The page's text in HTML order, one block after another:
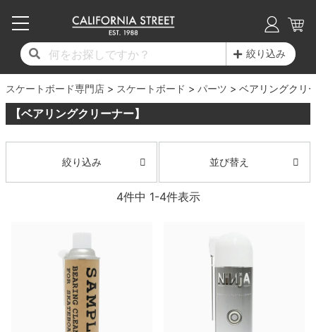
絞り込み
スケートボード専門店 スケートボード パーツ ベアリングクリ
【ベアリングクリーナー】
絞り込み 並び替え
4件中 1-4件表示
17時までのご注文は当日発送！
11,000円以上で送料無料！
毎月1日はポイント5倍！10日と20日は3倍！
コンプリートセット（完成品）
デッキ
17時までのご注文は当日発送！
11,000円以上で送料無料！
毎月1日はポイント5倍！10日と20日は3倍！
デッキ新着一覧
デッキブランド一覧（全てのデッキ）
サイズからデッキを選ぶ
子供用デッキ
7.0inch以下
7.2inch
17時までのご注文は当日発送！
11,000円以上で送料無料！
毎月1日はポイント5倍！10日と20日は3倍！
トラック新着一覧
トラックブランド一覧（全てのトラック）
適合デッキサイズから選ぶ
7.0inch以下
7.2inch
7.3inch
17時までのご注文は当日発送！
11,000円以上で送料無料！
毎月1日はポイント5倍！10日と20日は3倍！
ウィール新着一覧
ウィールブランド一覧（全てのウィール）
ウィールをサイズから選ぶ
50mm
51mm
52mm
スピットファイヤー F4（フォーミュラフォ
ボーンズ XF（エックスフォーミュラ）
ボーンズ STF（エスティーエフ）
ベアリング
デッキテープ
17時までのご注文は当日発送！
11,000円以上で送料無料！
毎月1日はポイント5倍！10日と20日は3倍！
シューズ新着一覧
シューズブランド一覧
シューズをサイズから選ぶ
20cm
21cm
22cm
インソール
シューレース・その他
17時までのご注文は当日発送！
11,000円以上で送料無料！
毎月1日はポイント5倍！10日と20日は3倍！
Tシャツ
ロングスリーブTシャツ
トレーナー・セーター
パンツ
17時までのご注文は当日発送！
11,000円以上で送料無料！
毎月1日はポイント5倍！10日と20日は3倍！
最新ブログ一覧
カテゴリー
17時までのご注文は当日発送！
11,000円以上で送料無料！
毎月1日はポイント5倍！10日と20日は3倍！
初心者の方へ
スタッフおすすめアイテム
ブランド紹介
17時までのご注文は当日発送！
11,000円以上で送料無料！
毎月1日はポイント5倍！10日と20日は3倍！
店舗情報
ショップライダー紹介
カリフォルニアストリートの歴史
プライバシーポリシー